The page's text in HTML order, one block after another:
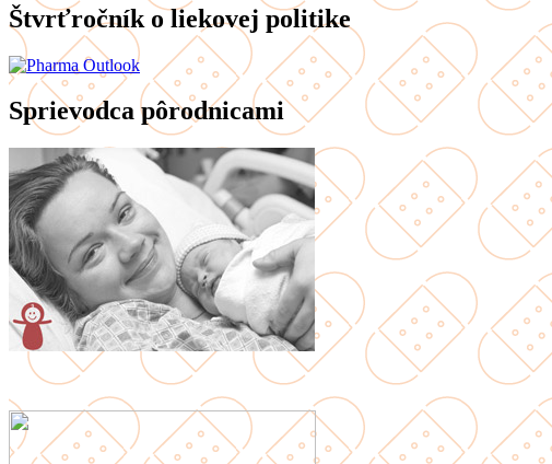
Štvrťročník o liekovej politike
Sprievodca pôrodnicami